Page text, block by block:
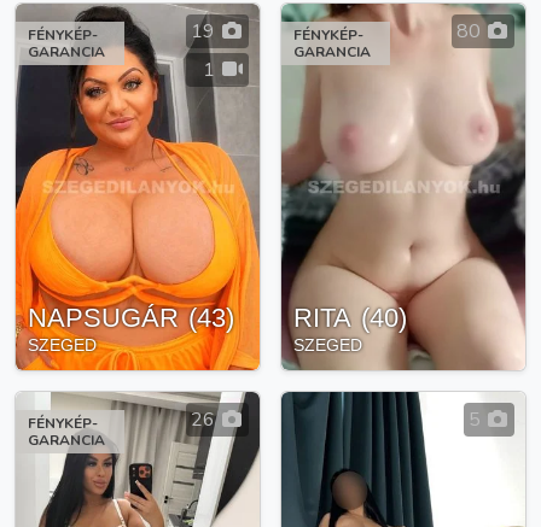
FÉNYKÉP-
GARANCIA
19
1
NAPSUGÁR (43)
SZEGED
FÉNYKÉP-
GARANCIA
80
RITA (40)
SZEGED
FÉNYKÉP-
GARANCIA
26 5